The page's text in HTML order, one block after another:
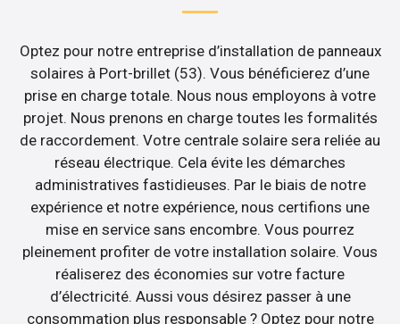
Optez pour notre entreprise d’installation de panneaux
solaires à Port-brillet (53). Vous bénéficierez d’une
prise en charge totale. Nous nous employons à votre
projet. Nous prenons en charge toutes les formalités
de raccordement. Votre centrale solaire sera reliée au
réseau électrique. Cela évite les démarches
administratives fastidieuses. Par le biais de notre
expérience et notre expérience, nous certifions une
mise en service sans encombre. Vous pourrez
pleinement profiter de votre installation solaire. Vous
réaliserez des économies sur votre facture
d’électricité. Aussi vous désirez passer à une
consommation plus responsable ? Optez pour notre